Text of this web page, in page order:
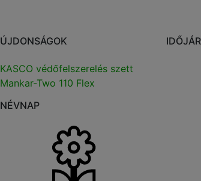
ÚJDONSÁGOK
KASCO védőfelszerelés szett
Mankar-Two 110 Flex
NÉVNAP